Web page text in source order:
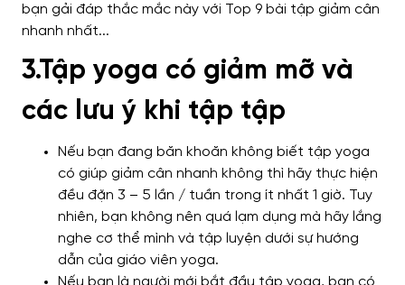
3.Tập yoga có giảm mỡ và
các lưu ý khi tập tập
Nếu bạn đang băn khoăn không biết tập yoga
có giúp giảm cân nhanh không thì hãy thực hiện
đều đặn 3 – 5 lần / tuần trong ít nhất 1 giờ. Tuy
nhiên, bạn không nên quá lạm dụng mà hãy lắng
nghe cơ thể mình và tập luyện dưới sự hướng
dẫn của giáo viên yoga.